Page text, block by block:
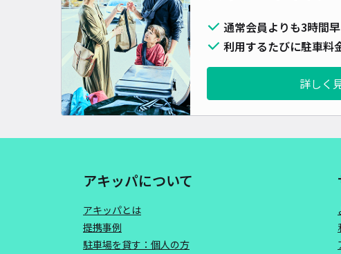
通常会員よりも3時間
利用するたびに駐車料
詳しく
アキッパについて
アキッパとは
提携事例
駐車場を貸す：個人の方